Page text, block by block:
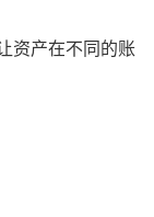
资产在不同的账